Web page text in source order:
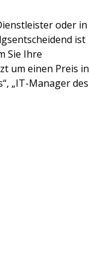
oder in
ist
Sie Ihre
um einen Preis in
„IT-Manager des